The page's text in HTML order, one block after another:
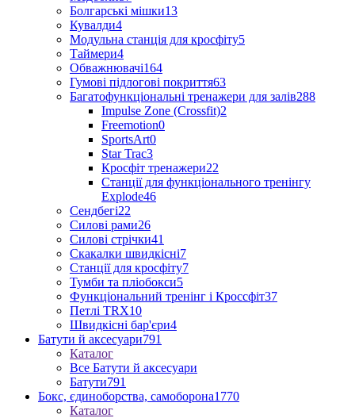
Болгарські мішки13
Кувалди4
Модульна станція для кросфіту5
Таймери4
Обважнювачі164
Гумові підлогові покриття63
Багатофункціональні тренажери для залів288
Impulse Zone (Crossfit)2
Freemotion0
SportsArt0
Star Trac3
Кросфіт тренажери22
Станції для функціонального тренінгу
Explode46
Сендбегі22
Силові рами26
Силові стрічки41
Скакалки швидкісні7
Станції для кросфіту7
Тумби та пліобокси5
Функціональний тренінг і Кроссфіт37
Петлі TRX10
Швидкісні бар'єри4
Батути й аксесуари791
Каталог
Все Батути й аксесуари
Батути791
Бокс, єдиноборства, самоборона1770
Каталог